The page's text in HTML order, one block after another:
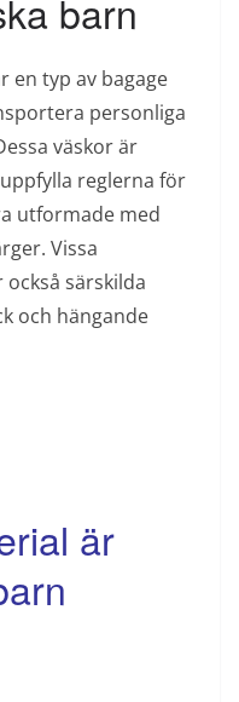
barn
en typ av bagage
personliga
väskor är
reglerna för
utformade med
Vissa
särskilda
och hängande
är